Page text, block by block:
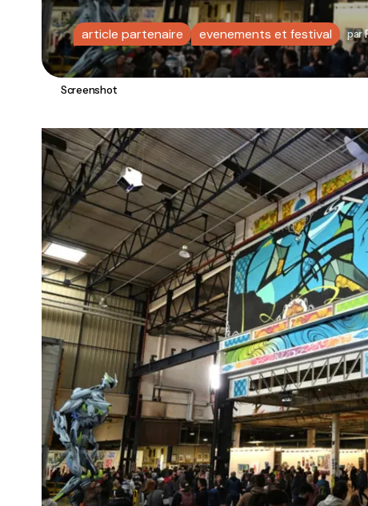
article partenaire evenements et festival par
Screenshot